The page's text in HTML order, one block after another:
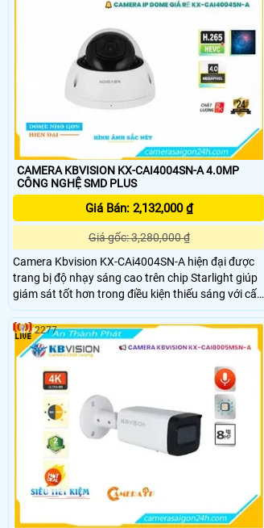
phát hiện thông minh, giúp phân biệt chính xác
CAMERA KBVISION KX-CAI4004SN-A 4.0MP
CÔNG NGHỆ SMD PLUS
Giá Bán: 2,132,000 ₫
Giá gốc: 3,280,000 ₫
Camera Kbvision KX-CAi4004SN-A hiện đại được
trang bị độ nhạy sáng cao trên chip Starlight giúp
giám sát tốt hơn trong điều kiện thiếu sáng với cấp
nguồn qua dây mạng và khả năng lưu trữ dữ liệu
thông qua khe thẻ nhớ chống ngược sáng, hồng
ngoại 30m mang lại hình ảnh sáng đẹp ban đêm
2277